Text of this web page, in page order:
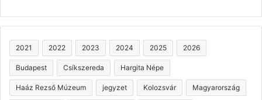
2021 2022 2023 2024 2025 2026
Budapest Csíkszereda Hargita Népe
Haáz Rezső Múzeum jegyzet Kolozsvár Magyarország